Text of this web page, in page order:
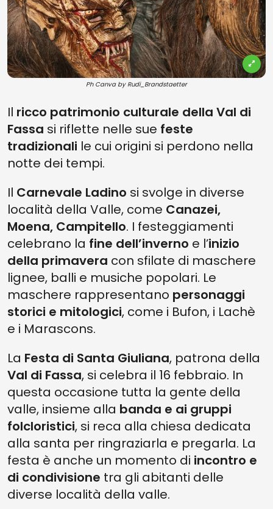
Ph Canva by Rudi_Brandstaetter
Il ricco patrimonio culturale della Val di
Fassa si riflette nelle sue feste
tradizionali le cui origini si perdono nella
notte dei tempi.
Il Carnevale Ladino si svolge in diverse
località della Valle, come Canazei,
Moena, Campitello. I festeggiamenti
celebrano la fine dell’inverno e l’inizio
della primavera con sfilate di maschere
lignee, balli e musiche popolari. Le
maschere rappresentano personaggi
storici e mitologici, come i Bufon, i Lachè
e i Marascons.
La Festa di Santa Giuliana, patrona della
Val di Fassa, si celebra il 16 febbraio. In
questa occasione tutta la gente della
valle, insieme alla banda e ai gruppi
folcloristici, si reca alla chiesa dedicata
alla santa per ringraziarla e pregarla. La
festa è anche un momento di incontro e
di condivisione tra gli abitanti delle
diverse località della valle.